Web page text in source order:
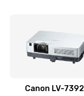
Canon LV-